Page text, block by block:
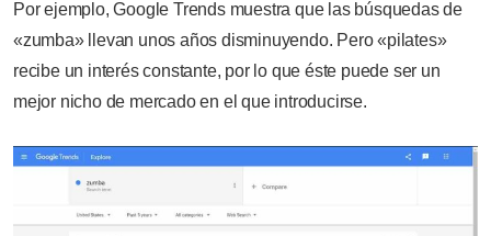
Por ejemplo, Google Trends muestra que las búsquedas de
«zumba» llevan unos años disminuyendo. Pero «pilates»
recibe un interés constante, por lo que éste puede ser un
mejor nicho de mercado en el que introducirse.